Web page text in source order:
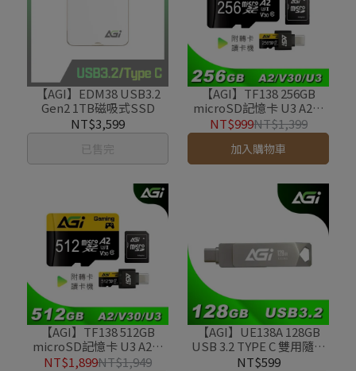
【AGI】EDM38 USB3.2
Gen2 1TB磁吸式SSD
NT$3,599
已售完
【AGI】TF138 256GB
microSD記憶卡 U3 A2附
轉卡+讀卡機
NT$999NT$1,399
加入購物車
【AGI】TF138 512GB
microSD記憶卡 U3 A2附
轉卡+讀卡機
NT$1,899NT$1,949
【AGI】UE138A 128GB
USB 3.2 TYPE C 雙用隨身
碟
NT$599